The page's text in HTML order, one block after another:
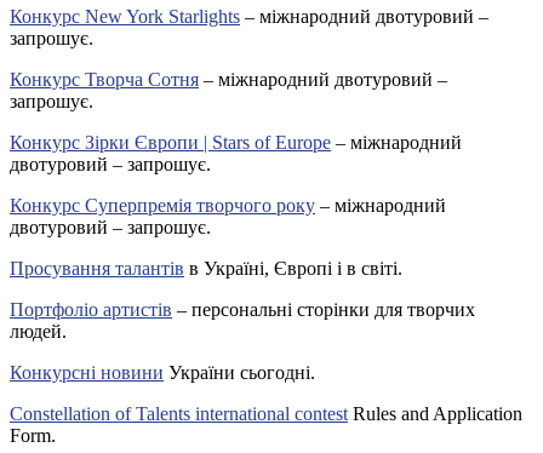
Конкурс New York Starlights – міжнародний двотуровий –
запрошує.
Конкурс Творча Сотня – міжнародний двотуровий –
запрошує.
Конкурс Зірки Європи | Stars of Europe – міжнародний
двотуровий – запрошує.
Конкурс Суперпремія творчого року – міжнародний
двотуровий – запрошує.
Просування талантів в Україні, Європі і в світі.
Портфоліо артистів – персональні сторінки для творчих
людей.
Конкурсні новини України сьогодні.
Constellation of Talents international contest Rules and Application
Form.